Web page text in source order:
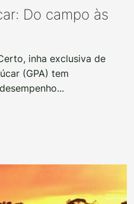
Do campo às
inha exclusiva de
(GPA) tem